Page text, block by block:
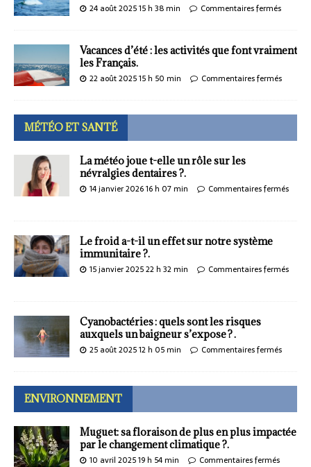
24 août 2025 15 h 38 min Commentaires fermés
Vacances d’été : les activités que font vraiment
les Français.
22 août 2025 15 h 50 min Commentaires fermés
MÉTÉO ET SANTÉ
La météo joue t-elle un rôle sur les
névralgies dentaires ?.
14 janvier 2026 16 h 07 min Commentaires fermés
Le froid a-t-il un effet sur notre système
immunitaire ?.
15 janvier 2025 22 h 32 min Commentaires fermés
Cyanobactéries : quels sont les risques
auxquels un baigneur s’expose ? .
25 août 2025 12 h 05 min Commentaires fermés
ENVIRONNEMENT
Muguet: sa floraison de plus en plus impactée
par le changement climatique ?.
10 avril 2025 19 h 54 min Commentaires fermés